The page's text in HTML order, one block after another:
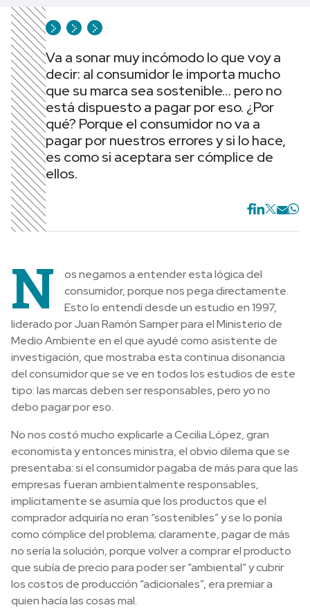
Va a sonar muy incómodo lo que voy a
decir: al consumidor le importa mucho
que su marca sea sostenible… pero no
está dispuesto a pagar por eso. ¿Por
qué? Porque el consumidor no va a
pagar por nuestros errores y si lo hace,
es como si aceptara ser cómplice de
ellos.
N
os negamos a entender esta lógica del
consumidor, porque nos pega directamente.
Esto lo entendí desde un estudio en 1997,
liderado por Juan Ramón Samper para el Ministerio de
Medio Ambiente en el que ayudé como asistente de
investigación, que mostraba esta continua disonancia
del consumidor que se ve en todos los estudios de este
tipo: las marcas deben ser responsables, pero yo no
debo pagar por eso.
No nos costó mucho explicarle a Cecilia López, gran
economista y entonces ministra, el obvio dilema que se
presentaba: si el consumidor pagaba de más para que las
empresas fueran ambientalmente responsables,
implícitamente se asumía que los productos que el
comprador adquiría no eran “sostenibles” y se lo ponía
como cómplice del problema; claramente, pagar de más
no sería la solución, porque volver a comprar el producto
que subía de precio para poder ser “ambiental” y cubrir
los costos de producción “adicionales”, era premiar a
quien hacía las cosas mal.